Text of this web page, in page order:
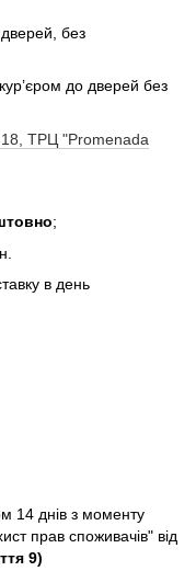
без
до дверей без
18, ТРЦ "Promenada
;
в день
14 днів з моменту
прав споживачів" від
9)